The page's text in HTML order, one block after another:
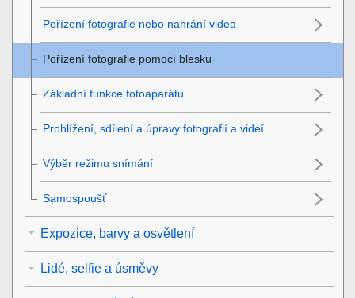
Pořízení fotografie nebo nahrání videa
Pořízení fotografie pomocí blesku
Základní funkce fotoaparátu
Prohlížení, sdílení a úpravy fotografií a videí
Výběr režimu snímání
Samospoušť
Expozice, barvy a osvětlení
Lidé, selfie a úsměvy